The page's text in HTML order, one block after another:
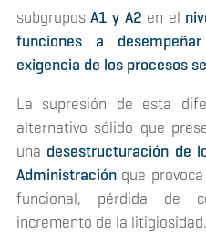
subgruposA1 y A2 en el
funciones a
exigencia de los procesos
La supresión de esta
alternativo sólido que
una desestructuración de
Administraciónque
funcional, pérdida de
incremento de la litigiosidad.